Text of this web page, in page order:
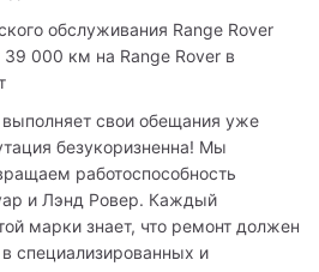
обслуживания Range Rover
39 000 км на Range Rover в
свои обещания уже
безукоризненна! Мы
работоспособность
и Лэнд Ровер. Каждый
марки знает, что ремонт должен
специализированных и